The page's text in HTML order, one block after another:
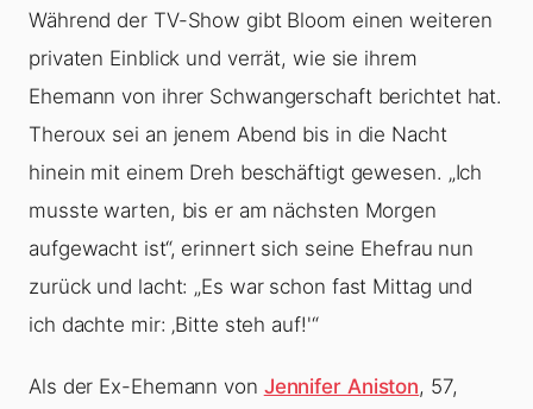
Während der TV-Show gibt Bloom einen weiteren
privaten Einblick und verrät, wie sie ihrem
Ehemann von ihrer Schwangerschaft berichtet hat.
Theroux sei an jenem Abend bis in die Nacht
hinein mit einem Dreh beschäftigt gewesen. „Ich
musste warten, bis er am nächsten Morgen
aufgewacht ist“, erinnert sich seine Ehefrau nun
zurück und lacht: „Es war schon fast Mittag und
ich dachte mir: ‚Bitte steh auf!'“
Als der Ex-Ehemann von Jennifer Aniston, 57,